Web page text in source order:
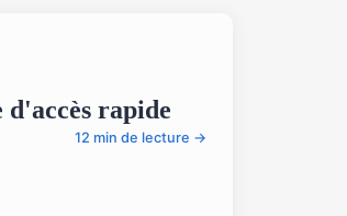
d'accès rapide
12 min de lecture →